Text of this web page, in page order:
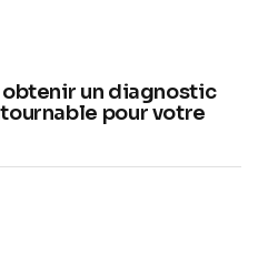
un diagnostic
pour votre